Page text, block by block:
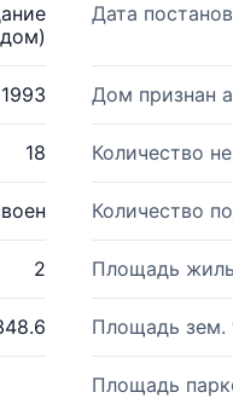
Дата
1993 Дом признан
18 Количество
Количество
2 Площадь
Площадь зем.
Площадь